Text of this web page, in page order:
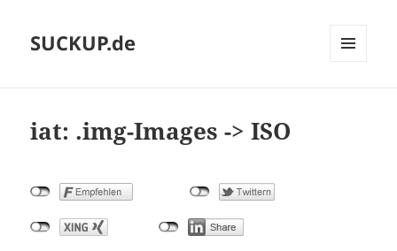
SUCKUP.de
iat: .img-Images -> ISO